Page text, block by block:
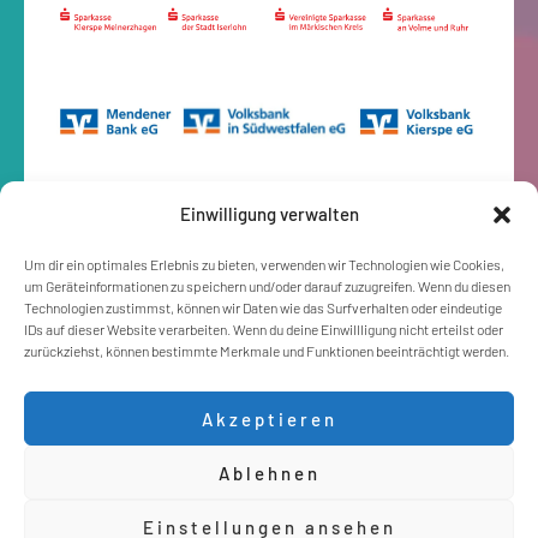
Einwilligung verwalten
Um dir ein optimales Erlebnis zu bieten, verwenden wir Technologien wie Cookies,
um Geräteinformationen zu speichern und/oder darauf zuzugreifen. Wenn du diesen
Technologien zustimmst, können wir Daten wie das Surfverhalten oder eindeutige
IDs auf dieser Website verarbeiten. Wenn du deine Einwillligung nicht erteilst oder
zurückziehst, können bestimmte Merkmale und Funktionen beeinträchtigt werden.
Akzeptieren
Ablehnen
Einstellungen ansehen